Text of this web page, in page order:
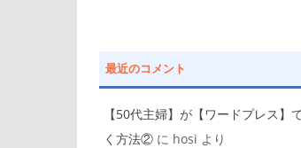
最近のコメント
【50代主婦】が【ワードプレス】
く方法② に hosi より